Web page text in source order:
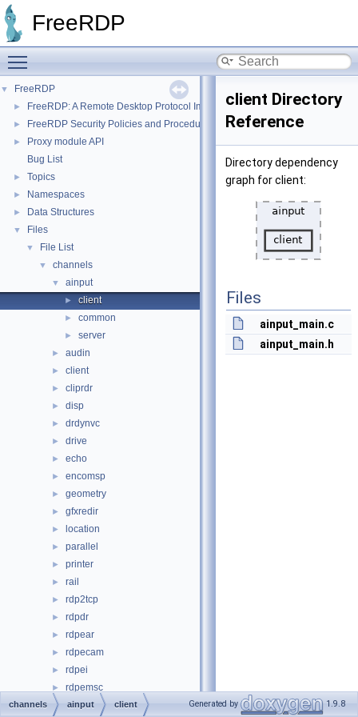
FreeRDP
▼ FreeRDP
► FreeRDP: A Remote Desktop Protocol Implementation
► FreeRDP Security Policies and Procedures
►
Proxy module API
Bug List
► Topics
► Namespaces
► Data Structures
▼ Files
▼ File List
▼ channels
▼ ainput
► client
► common
► server
► audin
► client
► cliprdr
► disp
► drdynvc
► drive
► echo
► encomsp
► geometry
► gfxredir
► location
► parallel
► printer
► rail
► rdp2tcp
► rdpdr
► rdpear
► rdpecam
► rdpei
► rdpemsc
► rdpewa
client Directory
Reference
Directory dependency
graph for client:
Files
ainput_main.c
ainput_main.h
channels ainput client Generated by 1.9.8